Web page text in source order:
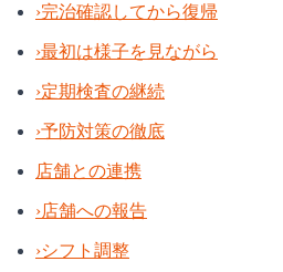
›完治確認してから復帰
›最初は様子を見ながら
›定期検査の継続
›予防対策の徹底
店舗との連携
›店舗への報告
›シフト調整